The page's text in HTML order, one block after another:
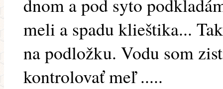
dnom a pod syto
meli a spadu klieštika...
na podložku. Vodu som
kontrolovať meľ .....